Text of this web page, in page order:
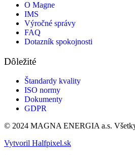
O Magne
IMS
Výročné správy
FAQ
Dotazník spokojnosti
Dôležité
Štandardy kvality
ISO normy
Dokumenty
GDPR
© 2024 MAGNA ENERGIA a.s.
Vytvoril Halfpixel.sk